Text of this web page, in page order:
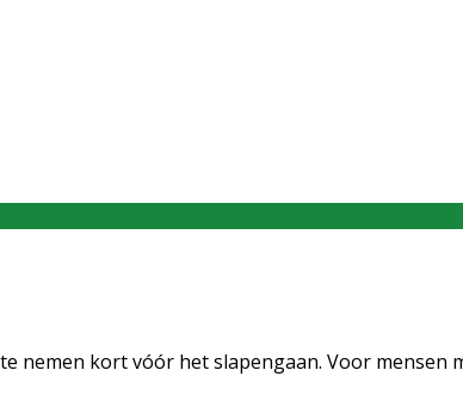
nemen kort vóór het slapengaan. Voor mensen